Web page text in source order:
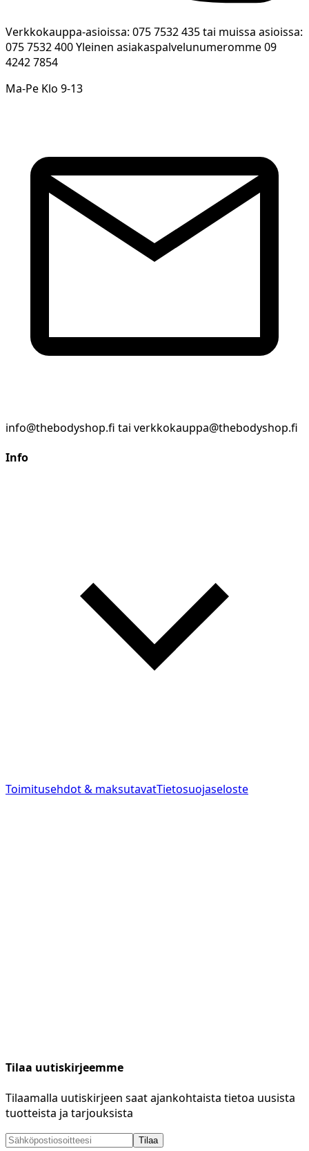
Verkkokauppa-asioissa: 075 7532 435 tai muissa asioissa:
075 7532 400 Yleinen asiakaspalvelunumeromme 09
4242 7854
Ma-Pe Klo 9-13
info@thebodyshop.fi tai verkkokauppa@thebodyshop.fi
Info
Toimitusehdot & maksutavatTietosuojaseloste
Tilaa uutiskirjeemme
Tilaamalla uutiskirjeen saat ajankohtaista tietoa uusista
tuotteista ja tarjouksista
Tilaa